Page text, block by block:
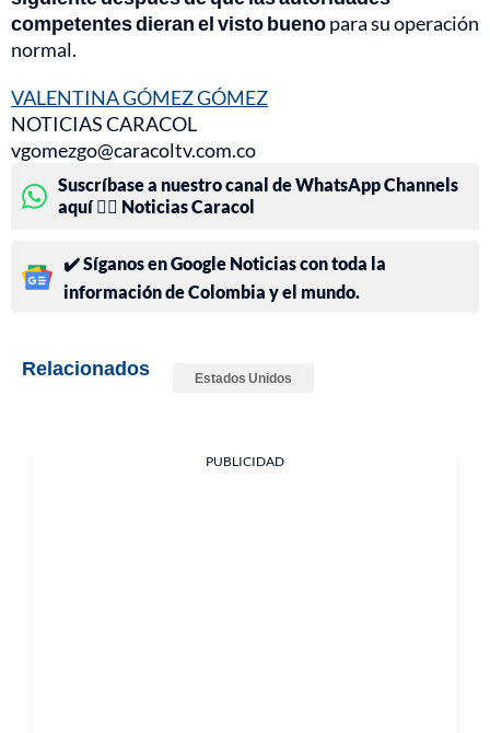
competentes dieran el visto buenopara su operación
normal.
VALENTINA GÓMEZ GÓMEZ
NOTICIAS CARACOL
vgomezgo@caracoltv.com.co
Suscríbase a nuestro canal de WhatsApp Channels
aquí 👉🏻 Noticias Caracol
✔️ Síganos en Google Noticias con toda la
información de Colombia y el mundo.
Relacionados Estados Unidos
PUBLICIDAD